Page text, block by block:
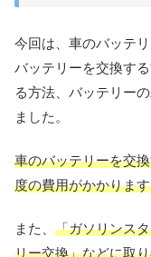
今回は、車のバッテ
バッテリーを交換す
る方法、バッテリー
ました。
車のバッテリーを交
度の費用がかかりま
また、 「ガソリンス
リー交換」などに取